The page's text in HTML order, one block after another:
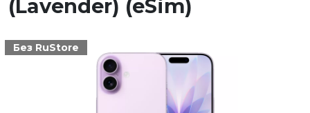
(Lavender) (eSim)
Без RuStore